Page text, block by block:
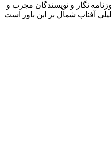
نگار و نویسندگان مجرب و
آفتاب شمال بر این باور است